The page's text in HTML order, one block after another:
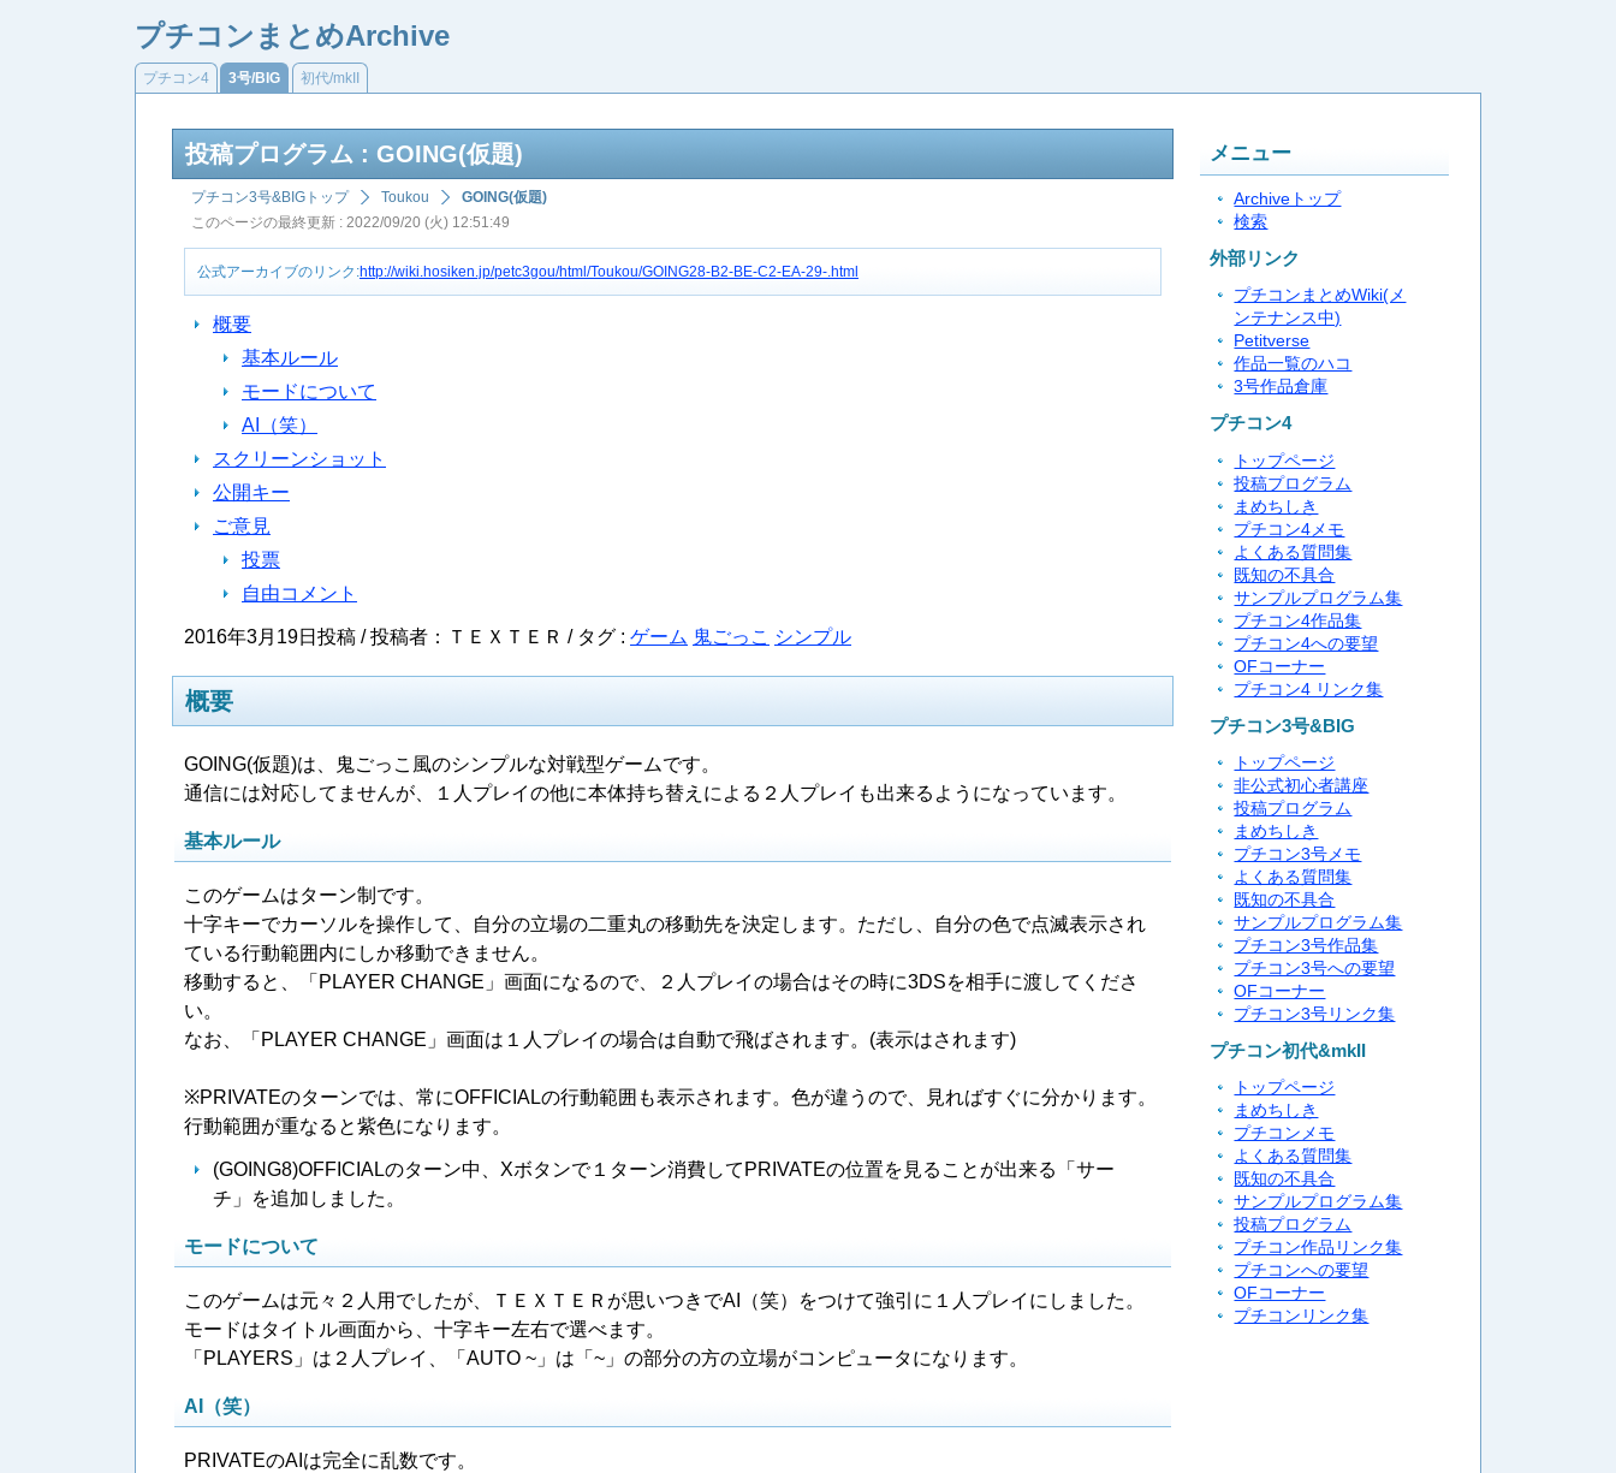
プチコンまとめArchive
プチコン4 3号/BIG 初代/mkII
投稿プログラム : GOING(仮題)
プチコン3号&BIGトップ Toukou
GOING(仮題)
このページの最終更新 : 2022/09/20 (火) 12:51:49
公式アーカイブのリンク:http://wiki.hosiken.jp/petc3gou/html/Toukou/GOING28-B2-BE-C2-EA-29-.html
概要
基本ルール
モードについて
AI（笑）
スクリーンショット
公開キー
ご意見
投票
自由コメント
2016年3月19日投稿 / 投稿者：ＴＥＸＴＥＲ / タグ : ゲーム 鬼ごっこ シンプル
概要
GOING(仮題)は、鬼ごっこ風のシンプルな対戦型ゲームです。
通信には対応してませんが、１人プレイの他に本体持ち替えによる２人プレイも出来るようになっています。
基本ルール
このゲームはターン制です。
十字キーでカーソルを操作して、自分の立場の二重丸の移動先を決定します。ただし、自分の色で点滅表示され
ている行動範囲内にしか移動できません。
移動すると、「PLAYER CHANGE」画面になるので、２人プレイの場合はその時に3DSを相手に渡してくださ
い。
なお、「PLAYER CHANGE」画面は１人プレイの場合は自動で飛ばされます。(表示はされます)
※PRIVATEのターンでは、常にOFFICIALの行動範囲も表示されます。色が違うので、見ればすぐに分かります。
行動範囲が重なると紫色になります。
(GOING8)OFFICIALのターン中、Xボタンで１ターン消費してPRIVATEの位置を見ることが出来る「サー
チ」を追加しました。
モードについて
このゲームは元々２人用でしたが、ＴＥＸＴＥＲが思いつきでAI（笑）をつけて強引に１人プレイにしました。
モードはタイトル画面から、十字キー左右で選べます。
「PLAYERS」は２人プレイ、「AUTO ~」は「~」の部分の方の立場がコンピュータになります。
AI（笑）
PRIVATEのAIは完全に乱数です。
メニュー
Archiveトップ
検索
外部リンク
プチコンまとめWiki(メ
ンテナンス中)
Petitverse
作品一覧のハコ
3号作品倉庫
プチコン4
トップページ
投稿プログラム
まめちしき
プチコン4メモ
よくある質問集
既知の不具合
サンプルプログラム集
プチコン4作品集
プチコン4への要望
OFコーナー
プチコン4 リンク集
プチコン3号&BIG
トップページ
非公式初心者講座
投稿プログラム
まめちしき
プチコン3号メモ
よくある質問集
既知の不具合
サンプルプログラム集
プチコン3号作品集
プチコン3号への要望
OFコーナー
プチコン3号リンク集
プチコン初代&mkII
トップページ
まめちしき
プチコンメモ
よくある質問集
既知の不具合
サンプルプログラム集
投稿プログラム
プチコン作品リンク集
プチコンへの要望
OFコーナー
プチコンリンク集